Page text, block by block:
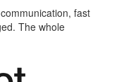
fast
The whole